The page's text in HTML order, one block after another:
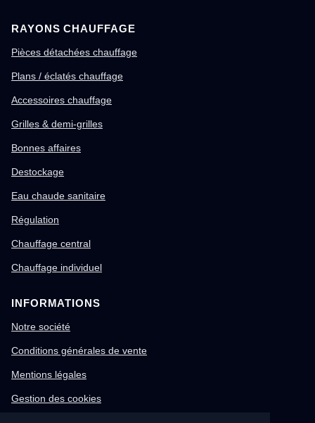
RAYONS CHAUFFAGE
Pièces détachées chauffage
Plans / éclatés chauffage
Accessoires chauffage
Grilles & demi-grilles
Bonnes affaires
Destockage
Eau chaude sanitaire
Régulation
Chauffage central
Chauffage individuel
INFORMATIONS
Notre société
Conditions générales de vente
Mentions légales
Gestion des cookies